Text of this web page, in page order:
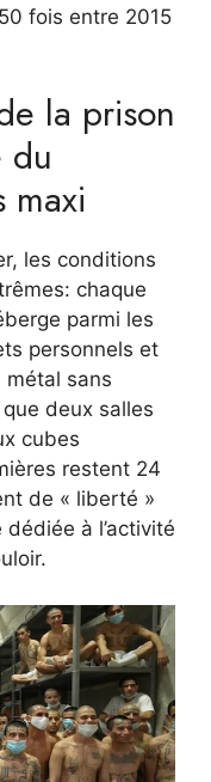
fois entre 2015
la prison
du
maxi
les conditions
chaque
parmi les
personnels et
sans
deux salles
cubes
restent 24
de « liberté »
à l’activité